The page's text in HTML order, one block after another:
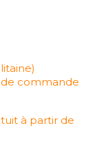
commande
à partir de